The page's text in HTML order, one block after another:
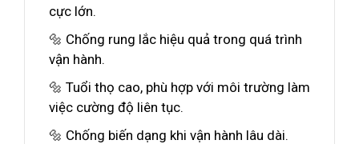
cực lớn.
🔩 Chống rung lắc hiệu quả trong quá trình
vận hành.
🔩 Tuổi thọ cao, phù hợp với môi trường làm
việc cường độ liên tục.
🔩 Chống biến dạng khi vận hành lâu dài.